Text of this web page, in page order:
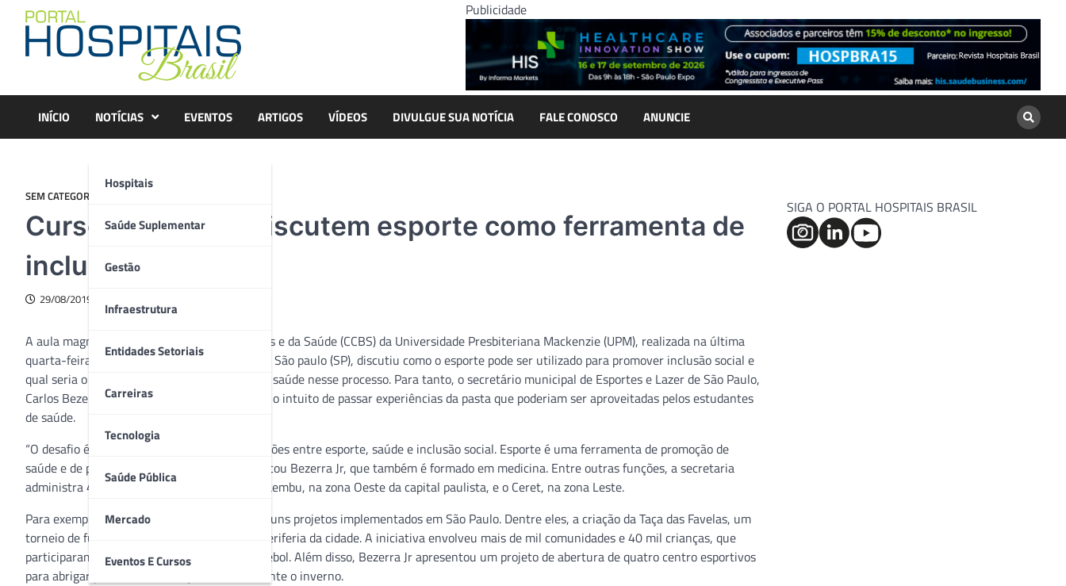
content
Publicidade
INÍCIO NOTÍCIAS
Hospitais
Saúde Suplementar
Gestão
Infraestrutura
Entidades Setoriais
Carreiras
Tecnologia
Saúde Pública
Mercado
Eventos E Cursos
EVENTOS ARTIGOS VÍDEOS DIVULGUE SUA NOTÍCIA FALE CONOSCO ANUNCIE
SEM CATEGORIA
Cursos de saúde discutem esporte como ferramenta de
inclusão social
29/08/2019
A aula magna do Centro de Ciências Biológicas e da Saúde (CCBS) da Universidade Presbiteriana Mackenzie (UPM), realizada na última
quarta-feira (28), no campus Higienópolis, em São paulo (SP), discutiu como o esporte pode ser utilizado para promover inclusão social e
qual seria o papel dos profissionais da área da saúde nesse processo. Para tanto, o secretário municipal de Esportes e Lazer de São Paulo,
Carlos Bezerra Júnior, ministrou palestra com o intuito de passar experiências da pasta que poderiam ser aproveitadas pelos estudantes
de saúde.
“O desafio é a gente conversar sobre as conexões entre esporte, saúde e inclusão social. Esporte é uma ferramenta de promoção de
saúde e de promoção de inclusão social”, explicou Bezerra Jr, que também é formado em medicina. Entre outras funções, a secretaria
administra 48 clubes municipais, como o Pacaembu, na zona Oeste da capital paulista, e o Ceret, na zona Leste.
Para exemplificar, o secretário apresentou alguns projetos implementados em São Paulo. Dentre eles, a criação da Taça das Favelas, um
torneio de futebol com times dos bairros da periferia da cidade. A iniciativa envolveu mais de mil comunidades e 40 mil crianças, que
participaram de seletivas para equipes de futebol. Além disso, Bezerra Jr apresentou um projeto de abertura de quatro centro esportivos
para abrigar pessoas em situação de rua durante o inverno.
SIGA O PORTAL HOSPITAIS BRASIL